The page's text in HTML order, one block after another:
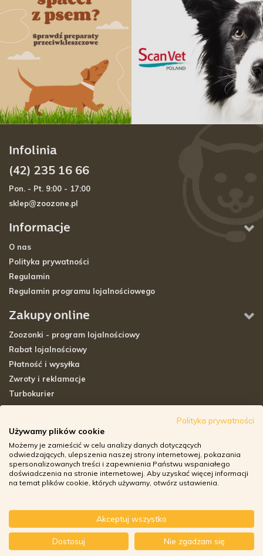
© ZOOZONE.PL 2018
DESIGN BY TONIK
Informacje
O nas
Polityka prywatności
Regulamin
Regulamin programu lojalnościowego
Zakupy online
Zoozonki - program lojalnościowy
Rabat lojalnościowy
Płatność i wysyłka
Zwroty i reklamacje
Turbokurier
Adresy sklepów stacjonarnych
Godziny otwarcia sklepów
Aplikacja zoozone.pl
Zwroty i reklamacje
Infolinia
(42) 235 16 66
Pon. - Pt. 9:00 - 17:00
sklep@zoozone.pl
Polityka prywatności
Używamy plików cookie
Możemy je zamieścić w celu analizy danych dotyczących
odwiedzających, ulepszenia naszej strony internetowej, pokazania
spersonalizowanych treści i zapewnienia Państwu wspaniałego
doświadczenia na stronie internetowej. Aby uzyskać więcej informacji
na temat plików cookie, których używamy, otwórz ustawienia.
Akceptuj wszystko
Dostosuj Nie zgadzam się